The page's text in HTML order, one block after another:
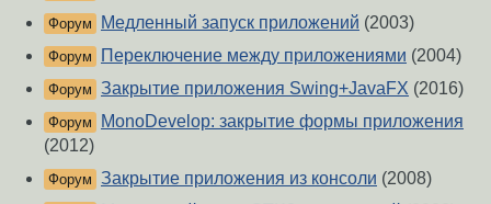
Форум Медленный запуск приложений (2003)
Форум Переключение между приложениями (2004)
Форум Закрытие приложения Swing+JavaFX (2016)
Форум
MonoDevelop: закрытие формы приложения
(2012)
Форум Закрытие приложения из консоли (2008)